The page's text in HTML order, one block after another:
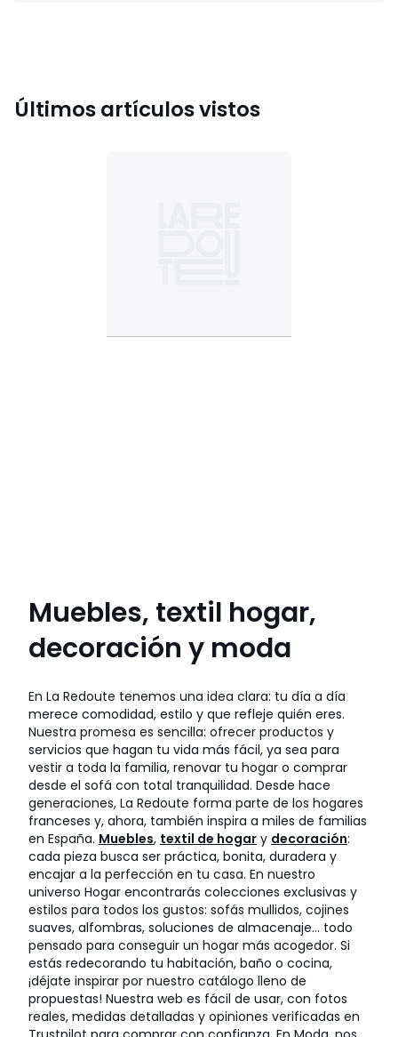
Últimos artículos vistos
Muebles, textil hogar,
decoración y moda
En La Redoute tenemos una idea clara: tu día a día
merece comodidad, estilo y que refleje quién eres.
Nuestra promesa es sencilla: ofrecer productos y
servicios que hagan tu vida más fácil, ya sea para
vestir a toda la familia, renovar tu hogar o comprar
desde el sofá con total tranquilidad. Desde hace
generaciones, La Redoute forma parte de los hogares
franceses y, ahora, también inspira a miles de familias
en España. Muebles, textil de hogar y decoración:
cada pieza busca ser práctica, bonita, duradera y
encajar a la perfección en tu casa. En nuestro
universo Hogar encontrarás colecciones exclusivas y
estilos para todos los gustos: sofás mullidos, cojines
suaves, alfombras, soluciones de almacenaje… todo
pensado para conseguir un hogar más acogedor. Si
estás redecorando tu habitación, baño o cocina,
¡déjate inspirar por nuestro catálogo lleno de
propuestas! Nuestra web es fácil de usar, con fotos
reales, medidas detalladas y opiniones verificadas en